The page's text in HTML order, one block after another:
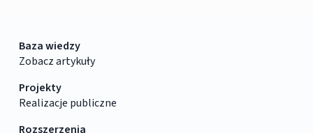
Baza wiedzy
Zobacz artykuły
Projekty
Realizacje publiczne
Rozszerzenia